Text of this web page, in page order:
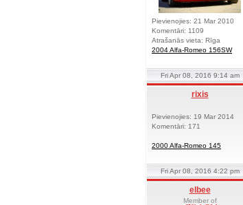
Pievienojies: 21 Mar 2010
Komentāri: 1109
Atrašanās vieta: Rīga
2004 Alfa-Romeo 156SW
Fri Apr 08, 2016 9:14 am
rixis
Pievienojies: 19 Mar 2014
Komentāri: 171
2000 Alfa-Romeo 145
Fri Apr 08, 2016 4:22 pm
elbee
Member of